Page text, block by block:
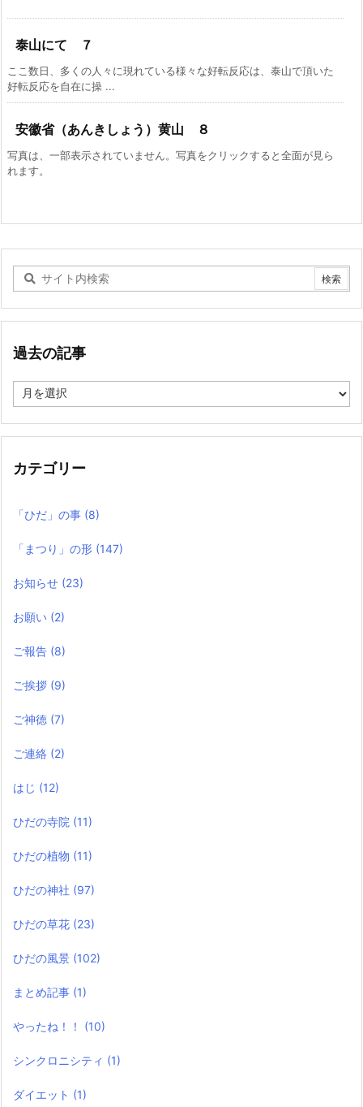
泰山にて ７
ここ数日、多くの人々に現れている様々な好転反応は、泰山で頂いた
好転反応を自在に操 ...
安徽省（あんきしょう）黄山 ８
写真は、一部表示されていません。写真をクリックすると全面が見ら
れます。
過去の記事
去
記
カテゴリー
「ひだ」の事 (8)
「まつり」の形 (147)
お知らせ (23)
お願い (2)
ご報告 (8)
ご挨拶 (9)
ご神徳 (7)
ご連絡 (2)
はじ (12)
ひだの寺院 (11)
ひだの植物 (11)
ひだの神社 (97)
ひだの草花 (23)
ひだの風景 (102)
まとめ記事 (1)
やったね！！ (10)
シンクロニシティ (1)
ダイエット (1)